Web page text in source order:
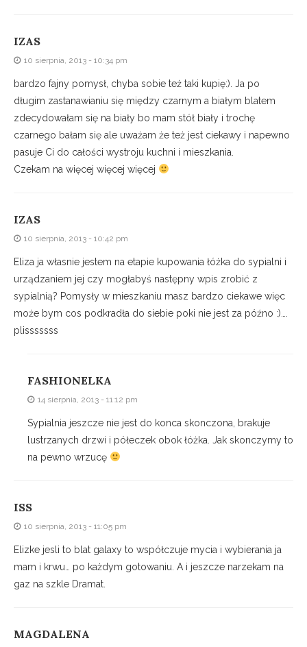
IZAS
10 sierpnia, 2013 - 10:34 pm
bardzo fajny pomysł, chyba sobie też taki kupię:). Ja po
długim zastanawianiu się między czarnym a białym blatem
zdecydowałam się na biały bo mam stół biały i trochę
czarnego bałam się ale uważam że też jest ciekawy i napewno
pasuje Ci do całości wystroju kuchni i mieszkania.
Czekam na więcej więcej więcej
IZAS
10 sierpnia, 2013 - 10:42 pm
Eliza ja własnie jestem na etapie kupowania łóżka do sypialni i
urządzaniem jej czy mogłabyś następny wpis zrobić z
sypialnią? Pomysły w mieszkaniu masz bardzo ciekawe więc
może bym cos podkradła do siebie poki nie jest za późno :)….
plisssssss
FASHIONELKA
14 sierpnia, 2013 - 11:12 pm
Sypialnia jeszcze nie jest do konca skonczona, brakuje
lustrzanych drzwi i półeczek obok łóżka. Jak skonczymy to
na pewno wrzucę
ISS
10 sierpnia, 2013 - 11:05 pm
Elizke jesli to blat galaxy to współczuje mycia i wybierania ja
mam i krwu… po każdym gotowaniu. A i jeszcze narzekam na
gaz na szkle Dramat.
MAGDALENA